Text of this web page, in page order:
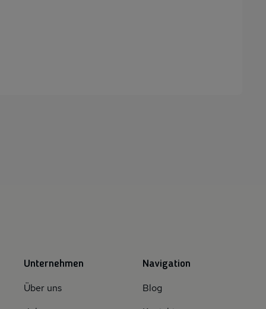
Unternehmen
Über uns
Navigation
Blog